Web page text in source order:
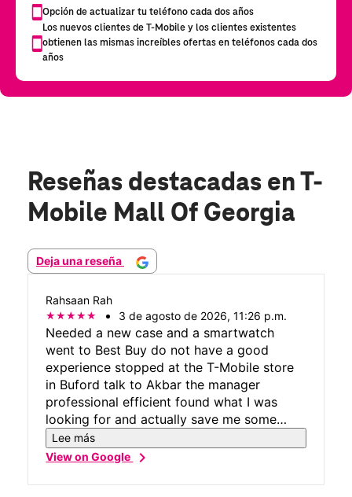
Reseñas destacadas en T-
Mobile Mall Of Georgia
Deja una reseña
Rahsaan Rah
3 de agosto de 2026, 11:26 p.m.
Needed a new case and a smartwatch
went to Best Buy do not have a good
experience stopped at the T-Mobile store
in Buford talk to Akbar the manager
professional efficient found what I was
looking for and actually save me some
money professional efficient save me time
and money go and ask for Akbar he'll take
Lee más
View on Googlechevron_right